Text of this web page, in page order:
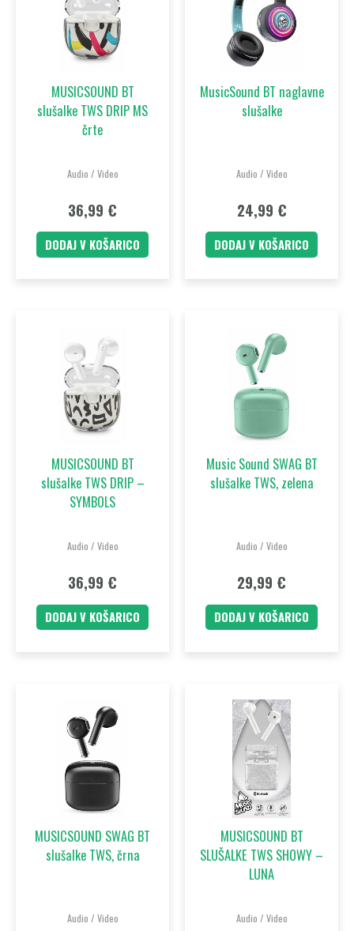
MUSICSOUND BT
slušalke TWS DRIP MS
črte
Audio / Video
36,99 €
DODAJ V KOŠARICO
MusicSound BT naglavne
slušalke
Audio / Video
24,99 €
DODAJ V KOŠARICO
MUSICSOUND BT
slušalke TWS DRIP –
SYMBOLS
Audio / Video
36,99 €
DODAJ V KOŠARICO
Music Sound SWAG BT
slušalke TWS, zelena
Audio / Video
29,99 €
DODAJ V KOŠARICO
MUSICSOUND SWAG BT
slušalke TWS, črna
Audio / Video
MUSICSOUND BT
SLUŠALKE TWS SHOWY –
LUNA
Audio / Video